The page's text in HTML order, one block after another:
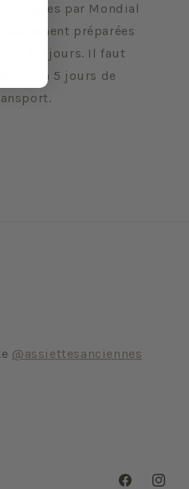
envoyées par Mondial
préparées
2 à 4 jours. Il faut
3 à 5 jours de
@assiettesanciennes